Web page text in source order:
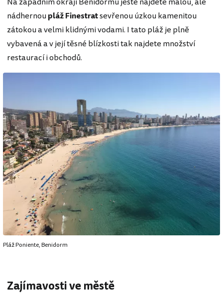
nádhernoupláž Finestratsevřenou úzkou kamenitou
zátokou a velmi klidnými vodami. I tato pláž je plně
vybavená a v její těsné blízkosti tak najdete množství
restaurací i obchodů.
Pláž Poniente, Benidorm
Zajímavosti ve městě